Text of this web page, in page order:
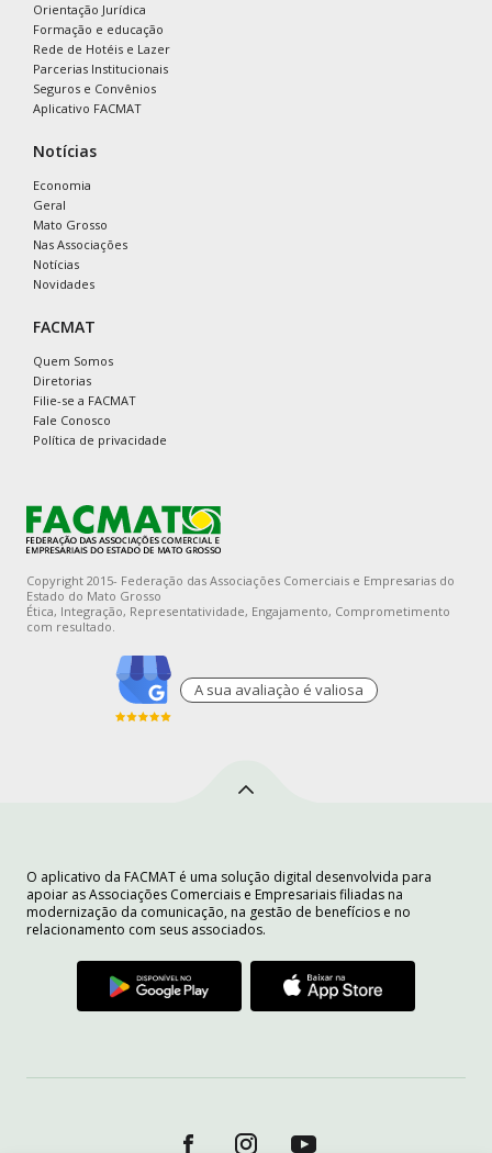
Orientação Jurídica
Formação e educação
Rede de Hotéis e Lazer
Parcerias Institucionais
Seguros e Convênios
Aplicativo FACMAT
Notícias
Economia
Geral
Mato Grosso
Nas Associações
Notícias
Novidades
FACMAT
Quem Somos
Diretorias
Filie-se a FACMAT
Fale Conosco
Política de privacidade
Copyright 2015- Federação das Associações Comerciais e Empresarias do
Estado do Mato Grosso
Ética, Integração, Representatividade, Engajamento, Comprometimento
com resultado.
A sua avaliaçào é valiosa
O aplicativo da FACMAT é uma solução digital desenvolvida para
apoiar as Associações Comerciais e Empresariais filiadas na
modernização da comunicação, na gestão de benefícios e no
relacionamento com seus associados.